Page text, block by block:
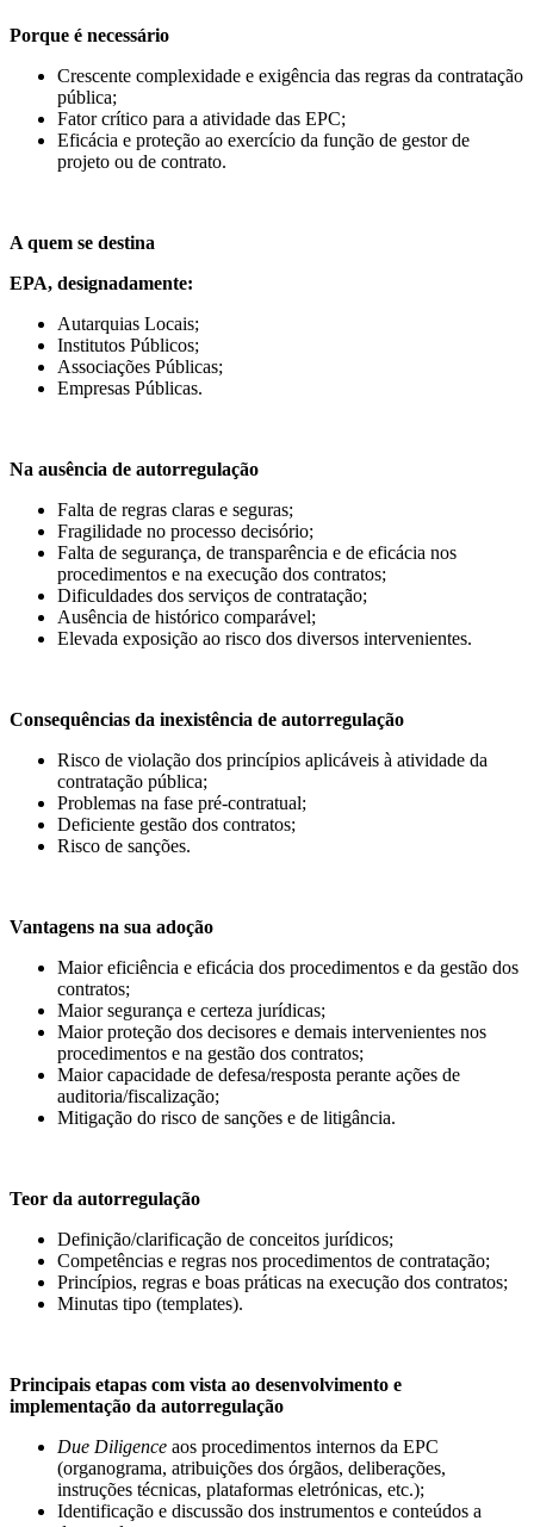
Porque é necessário
Crescente complexidade e exigência das regras da contratação
pública;
Fator crítico para a atividade das EPC;
Eficácia e proteção ao exercício da função de gestor de
projeto ou de contrato.
A quem se destina
EPA, designadamente:
Autarquias Locais;
Institutos Públicos;
Associações Públicas;
Empresas Públicas.
Na ausência de autorregulação
Falta de regras claras e seguras;
Fragilidade no processo decisório;
Falta de segurança, de transparência e de eficácia nos
procedimentos e na execução dos contratos;
Dificuldades dos serviços de contratação;
Ausência de histórico comparável;
Elevada exposição ao risco dos diversos intervenientes.
Consequências da inexistência de autorregulação
Risco de violação dos princípios aplicáveis à atividade da
contratação pública;
Problemas na fase pré-contratual;
Deficiente gestão dos contratos;
Risco de sanções.
Vantagens na sua adoção
Maior eficiência e eficácia dos procedimentos e da gestão dos
contratos;
Maior segurança e certeza jurídicas;
Maior proteção dos decisores e demais intervenientes nos
procedimentos e na gestão dos contratos;
Maior capacidade de defesa/resposta perante ações de
auditoria/fiscalização;
Mitigação do risco de sanções e de litigância.
Teor da autorregulação
Definição/clarificação de conceitos jurídicos;
Competências e regras nos procedimentos de contratação;
Princípios, regras e boas práticas na execução dos contratos;
Minutas tipo (templates).
Principais etapas com vista ao desenvolvimento e
implementação da autorregulação
Due Diligence aos procedimentos internos da EPC
(organograma, atribuições dos órgãos, deliberações,
instruções técnicas, plataformas eletrónicas, etc.);
Identificação e discussão dos instrumentos e conteúdos a